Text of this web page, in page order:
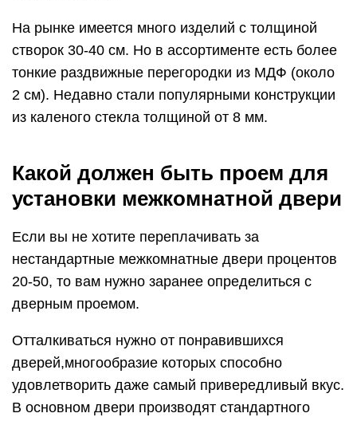
На рынке имеется много изделий с толщиной
створок 30-40 см. Но в ассортименте есть более
тонкие раздвижные перегородки из МДФ (около
2 см). Недавно стали популярными конструкции
из каленого стекла толщиной от 8 мм.
Какой должен быть проем для
установки межкомнатной двери
Если вы не хотите переплачивать за
нестандартные межкомнатные двери процентов
20-50, то вам нужно заранее определиться с
дверным проемом.
Отталкиваться нужно от понравившихся
дверей,многообразие которых способно
удовлетворить даже самый привередливый вкус.
В основном двери производят стандартного